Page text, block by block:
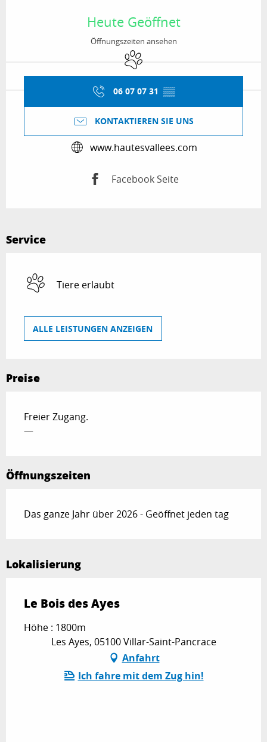
Heute Geöffnet
Öffnungszeiten ansehen
Tiere erlaubt
06 07 07 31 ▒▒
KONTAKTIEREN SIE UNS
www.hautesvallees.com
Facebook Seite
Service
Tiere erlaubt
ALLE LEISTUNGEN ANZEIGEN
Preise
Freier Zugang.
—
Öffnungszeiten
Das ganze Jahr über 2026 - Geöffnet jeden tag
Lokalisierung
Le Bois des Ayes
Höhe : 1800m
Les Ayes, 05100 Villar-Saint-Pancrace
Anfahrt
Ich fahre mit dem Zug hin!